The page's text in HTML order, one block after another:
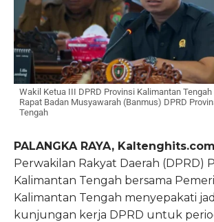
Wakil Ketua III DPRD Provinsi Kalimantan
Rapat Badan Musyawarah (Banmus) DPRD
Tengah
PALANGKA RAYA, Kaltenghits.com
Perwakilan Rakyat Daerah (DPRD)
Kalimantan Tengah bersama
Kalimantan Tengah menyepakati
kunjungan kerja DPRD untuk